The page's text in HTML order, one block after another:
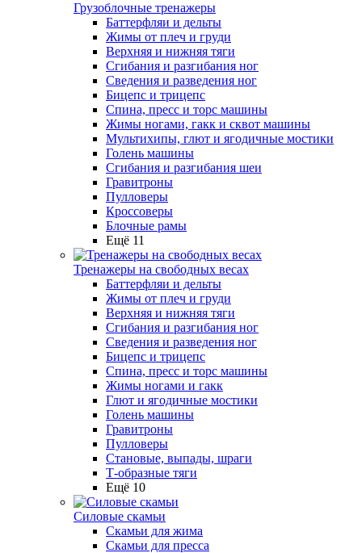
Грузоблочные тренажеры
Баттерфляи и дельты
Жимы от плеч и груди
Верхняя и нижняя тяги
Сгибания и разгибания ног
Сведения и разведения ног
Бицепс и трицепс
Спина, пресс и торс машины
Жимы ногами, гакк и сквот машины
Мультихипы, глют и ягодичные мостики
Голень машины
Сгибания и разгибания шеи
Гравитроны
Пулловеры
Кроссоверы
Блочные рамы
Ещё 11
Тренажеры на свободных весах
Баттерфляи и дельты
Жимы от плеч и груди
Верхняя и нижняя тяги
Сгибания и разгибания ног
Сведения и разведения ног
Бицепс и трицепс
Спина, пресс и торс машины
Жимы ногами и гакк
Глют и ягодичные мостики
Голень машины
Гравитроны
Пулловеры
Становые, выпады, шраги
Т-образные тяги
Ещё 10
Силовые скамьи
Скамьи для жима
Скамьи для пресса